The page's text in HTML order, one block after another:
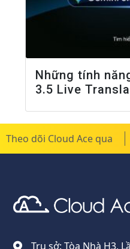
Những tính
3.5 Live
Theo dõi Cloud Ace qua
Trụ sở: Tòa Nhà H3,